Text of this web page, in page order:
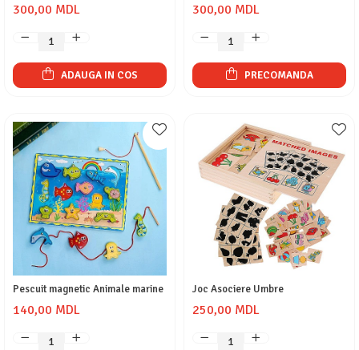
300,00 MDL
ADAUGA IN COS
300,00 MDL
PRECOMANDA
Pescuit magnetic Animale marine
140,00 MDL
Joc Asociere Umbre
250,00 MDL